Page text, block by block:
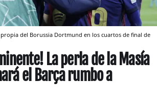
propia del Borussia Dortmund en los cuartos de final de
La perla de la Masía
el Barça rumbo a